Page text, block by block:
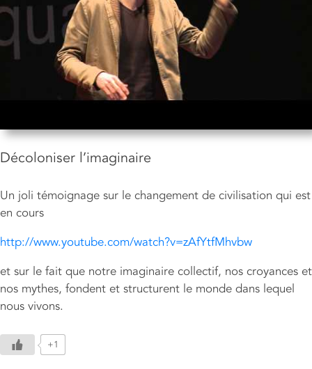
Décoloniser l’imaginaire
Un joli témoignage sur le changement de civilisation qui est
en cours
http://www.youtube.com/watch?v=zAfYtfMhvbw
et sur le fait que notre imaginaire collectif, nos croyances et
nos mythes, fondent et structurent le monde dans lequel
nous vivons.
+1